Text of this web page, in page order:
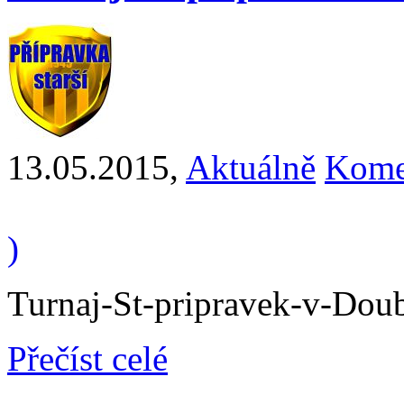
13.05.2015, Aktuálně
)
Turnaj-St-pripravek-v-
Přečíst celé